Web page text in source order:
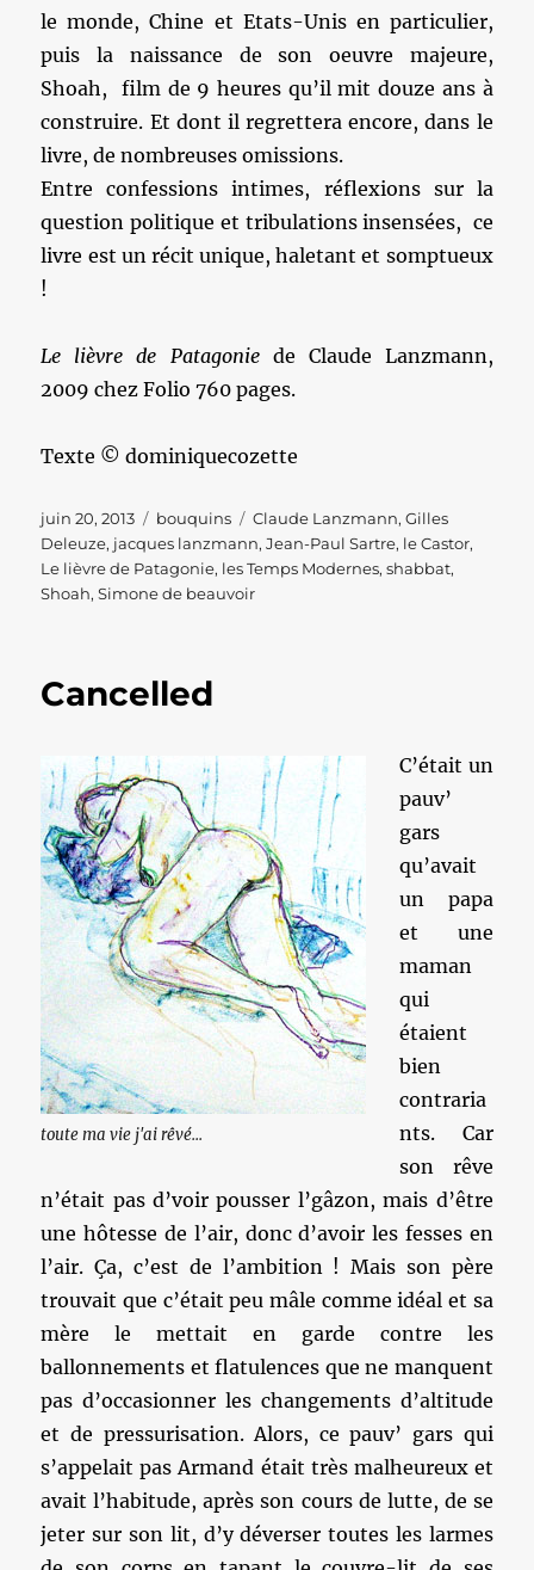
le monde, Chine et Etats-Unis en particulier,
puis la naissance de son oeuvre majeure,
Shoah, film de 9 heures qu’il mit douze ans à
construire. Et dont il regrettera encore, dans le
livre, de nombreuses omissions.
Entre confessions intimes, réflexions sur la
question politique et tribulations insensées, ce
livre est un récit unique, haletant et somptueux
!
Le lièvre de Patagoniede Claude Lanzmann,
2009 chez Folio 760 pages.
Texte © dominiquecozette
Publié
le
juin 20, 2013 Catégories
bouquins Étiquettes
Claude Lanzmann,Gilles
Deleuze, jacques lanzmann,Jean-Paul Sartre, le Castor,
Le lièvre de Patagonie, les Temps Modernes,shabbat,
Shoah,Simone de beauvoir
Cancelled
toute ma vie j'ai rêvé...
C’était un
pauv’
gars
qu’avait
un papa
et une
maman
qui
étaient
bien
contraria
nts. Car
son rêve
n’était pas d’voir pousser l’gâzon, mais d’être
une hôtesse de l’air, donc d’avoir les fesses en
l’air. Ça, c’est de l’ambition ! Mais son père
trouvait que c’était peu mâle comme idéal et sa
mère le mettait en garde contre les
ballonnements et flatulences que ne manquent
pas d’occasionner les changements d’altitude
et de pressurisation. Alors, ce pauv’ gars qui
s’appelait pas Armand était très malheureux et
avait l’habitude, après son cours de lutte, de se
jeter sur son lit, d’y déverser toutes les larmes